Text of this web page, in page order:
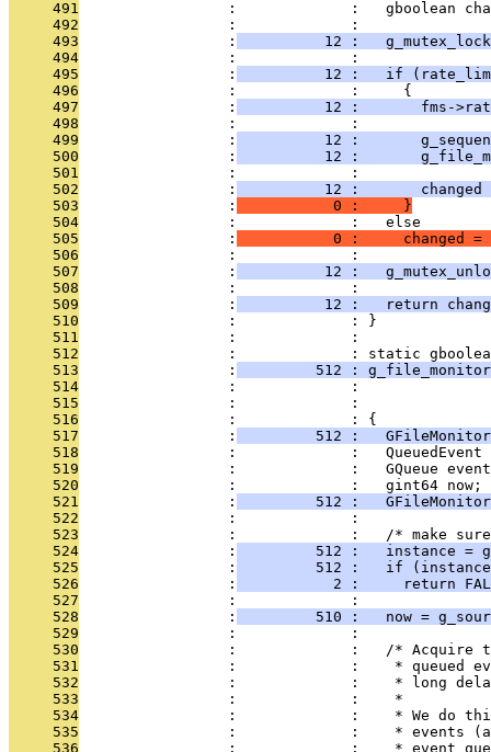
     491
:             :   gboolean
     492
                 :             :
     493
                 :
12 :
     494
                 :             :
     495
                 :
12 :   if
     496
                 :             :     {
     497
                 :
12 :       fms-
     498
                 :             :
     499
                 :
12 :
     500
                 :
12 :
     501
                 :             :
     502
                 :
12 :       changed
     503
                 :
           0 :     }
     504
                 :             :   else
     505
                 :
0 :     changed =
     506
                 :             :
     507
                 :
12 :
     508
                 :             :
     509
                 :
12 :   return
     510
                 :             : }
     511
                 :             :
     512
:             : static
     513
                 :
512 :
     514
:             :
     515
:             :
     516
                 :             : {
     517
                 :
512 :
     518
:             :   QueuedEvent
     519
:             :   GQueue
     520
                 :             :   gint64 now;
     521
                 :
512 :
     522
                 :             :
     523
:             :   /* make
     524
                 :
512 :   instance =
     525
                 :
512 :   if
     526
                 :
2 :     return
     527
                 :             :
     528
                 :
510 :   now =
     529
                 :             :
     530
:             :   /* Acquire
     531
:             :    * queued
     532
:             :    * long
     533
                 :             :    *
     534
:             :    * We do
     535
:             :    * events
     536
:             :    * event